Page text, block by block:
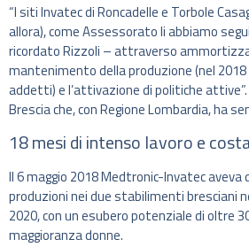
“I siti Invatec di Roncadelle e Torbole
allora), come Assessorato li abbiamo
ricordato Rizzoli – attraverso
mantenimento della produzione (nel 2018
addetti) e l’attivazione di politiche attive”.
Brescia che, con Regione Lombardia, ha
18 mesi di intenso lavoro e
Il 6 maggio 2018 Medtronic-Invatec aveva
produzioni nei due stabilimenti bresciani
2020, con un esubero potenziale di oltre
maggioranza donne.